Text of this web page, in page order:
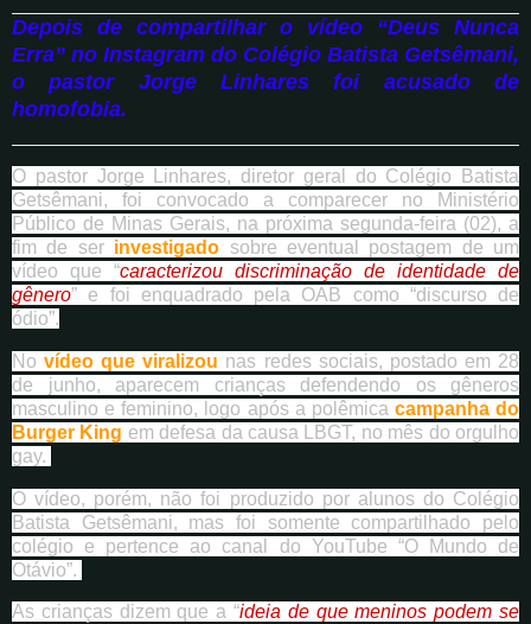
Depois de compartilhar o vídeo “Deus Nunca
Erra” no Instagram do Colégio Batista Getsêmani,
o pastor Jorge Linhares foi acusado de
homofobia.
O pastor Jorge Linhares, diretor geral do Colégio Batista
Getsêmani, foi convocado a comparecer no Ministério
Público de Minas Gerais, na próxima segunda-feira (02), a
fim de ser investigado sobre eventual postagem de um
vídeo que “caracterizou discriminação de identidade de
gênero” e foi enquadrado pela OAB como “discurso de
ódio”.
Novídeo que viralizou nas redes sociais, postado em 28
de junho, aparecem crianças defendendo os gêneros
masculino e feminino, logo após a polêmica campanha do
Burger King em defesa da causa LBGT, no mês do orgulho
gay.
O vídeo, porém, não foi produzido por alunos do Colégio
Batista Getsêmani, mas foi somente compartilhado pelo
colégio e pertence ao canal do YouTube “O Mundo de
Otávio”.
As crianças dizem que a “ideia de que meninos podem se